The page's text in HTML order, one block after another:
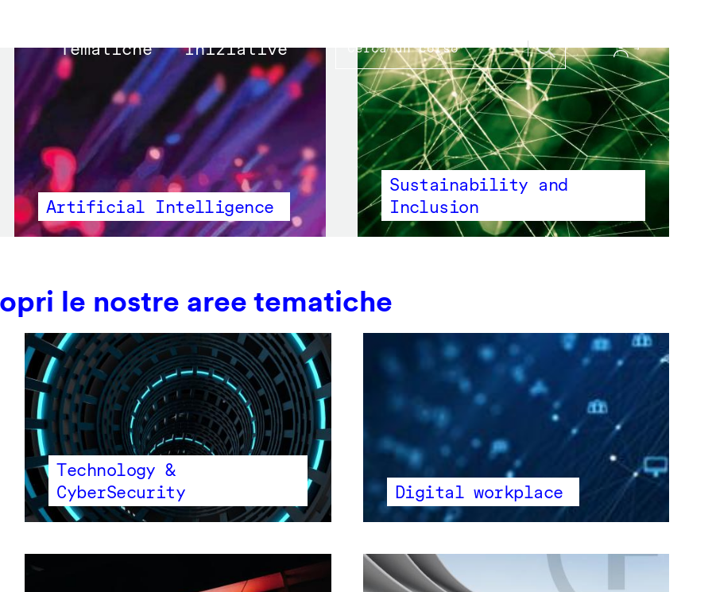
Main
navigation
Tematiche Iniziative
Artificial Intelligence
Sustainability and
Inclusion
le nostre aree tematiche
Technology &
CyberSecurity
Digital workplace